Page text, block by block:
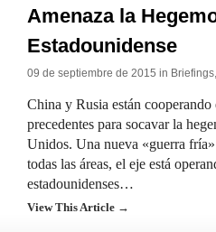
Amenaza la
Estadounidense
09 de septiembre de 2015 in Briefings,
China y Rusia están cooperando
precedentes para socavar la
Unidos. Una nueva «guerra
todas las áreas, el eje está
estadounidenses…
View This Article →